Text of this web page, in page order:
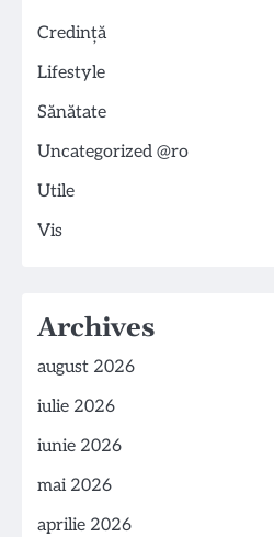
Credință
Lifestyle
Sănătate
Uncategorized @ro
Utile
Vis
Archives
august 2026
iulie 2026
iunie 2026
mai 2026
aprilie 2026